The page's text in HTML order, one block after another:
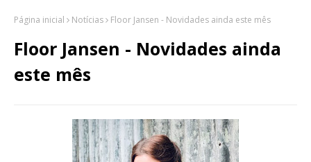
Página inicial Notícias Floor Jansen - Novidades ainda este mês
Floor Jansen - Novidades ainda
este mês